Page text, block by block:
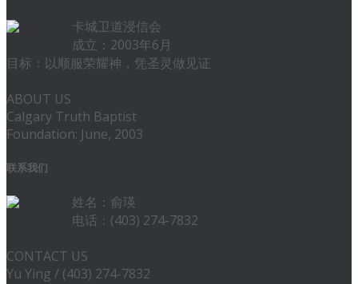
卡城卫道浸信会
成立：2003年6月
目标：以顺服荣耀神，凭圣灵做见证
ABOUT US
Calgary Truth Baptist
Foundation: June, 2003
联系我们
姓名：俞瑛
电话：(403) 274-7832
CONTACT US
Yu Ying / (403) 274-7832